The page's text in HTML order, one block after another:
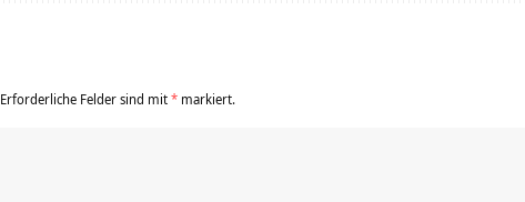
Erforderliche Felder sind mit* markiert.